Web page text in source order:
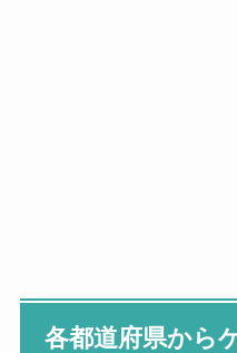
各都道府県から